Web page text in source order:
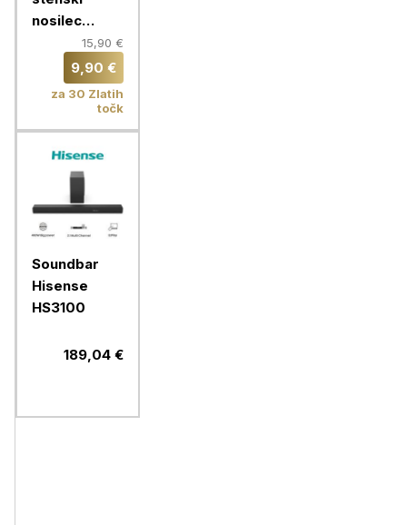
nosilec
VonHaus 37-
70'', do 35
15,90 €
9,90 €
za 30 Zlatih
točk
Soundbar
Hisense
HS3100
189,04 €